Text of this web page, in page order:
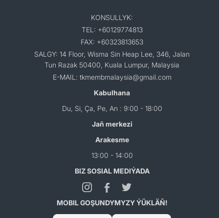
KONSULLYK:
TEL: +60129774813
FAX: +60323813653
SALGY: 14 Floor, Wisma Sin Heap Lee, 346, Jalan
Tun Razak 50400, Kuala Lumpur, Malaysia
E-MAIL: tkmembmalaysia@gmail.com
Kabulhana
Du, Si, Ça, Pe, An : 9:00 - 18:00
Jaň merkezi
Arakesme
13:00 - 14:00
BIZ SOSIAL MEDIÝADA
MOBIL GOŞUNDYMYZY ÝÜKLÄŇ!